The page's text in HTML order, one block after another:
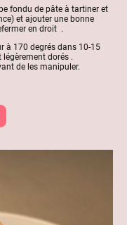
fondu de pâte à tartiner et
et ajouter une bonne
en droit .
à 170 degrés dans 10-15
dorés .
de les manipuler.